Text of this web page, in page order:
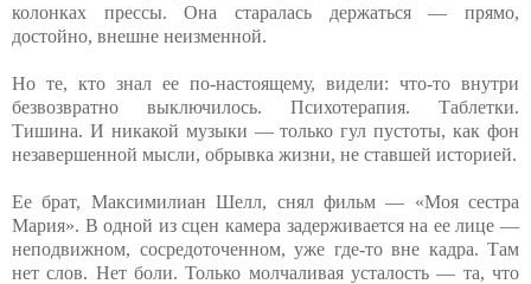
колонках прессы. Она старалась держаться — прямо,
достойно, внешне неизменной.
Но те, кто знал ее по-настоящему, видели: что-то внутри
безвозвратно выключилось. Психотерапия. Таблетки.
Тишина. И никакой музыки — только гул пустоты, как фон
незавершенной мысли, обрывка жизни, не ставшей историей.
Ее брат, Максимилиан Шелл, снял фильм — «Моя сестра
Мария». В одной из сцен камера задерживается на ее лице —
неподвижном, сосредоточенном, уже где-то вне кадра. Там
нет слов. Нет боли. Только молчаливая усталость — та, что